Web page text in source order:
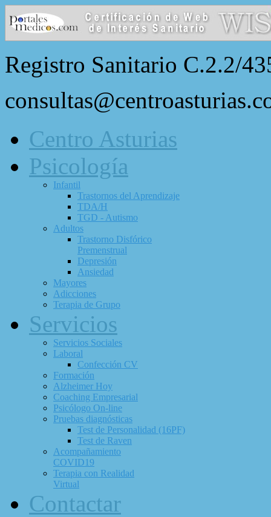
Registro Sanitario C.2.2/
Centro Asturias
Psicología
Infantil
Trastornos del Aprendizaje
TDA/H
TGD - Autismo
Adultos
Trastorno Disfórico
Premenstrual
Depresión
Ansiedad
Mayores
Adicciones
Terapia de Grupo
Servicios
Servicios Sociales
Laboral
Confección CV
Formación
Alzheimer Hoy
Coaching Empresarial
Psicólogo On-line
Pruebas diagnósticas
Test de Personalidad (16PF)
Test de Raven
Acompañamiento
COVID19
Terapia con Realidad
Virtual
Contactar